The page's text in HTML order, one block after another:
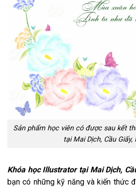
Sản phẩm học viên có được sau kết
tại Mai Dịch, Cầu Giấy,
Khóa học Illustrator tại Mai Dịch,
bạn có những kỹ năng và kiến thức